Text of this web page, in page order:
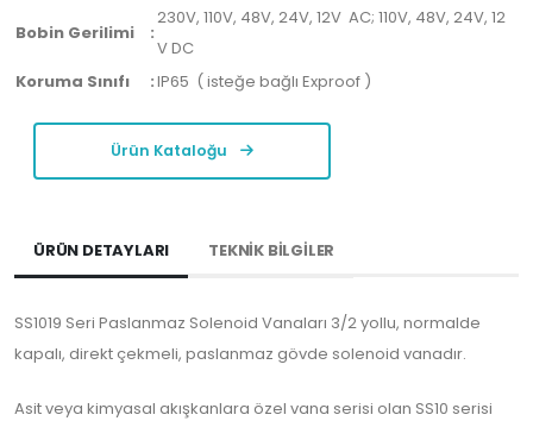
Bobin Gerilimi :
230V, 110V, 48V, 24V, 12V AC; 110V, 48V, 24V, 12
V DC
Koruma Sınıfı
:IP65 ( isteğe bağlı Exproof )
Ürün Kataloğu
ÜRÜN DETAYLARI TEKNİK BİLGİLER
SS1019 Seri Paslanmaz Solenoid Vanaları 3/2 yollu, normalde
kapalı, direkt çekmeli, paslanmaz gövde solenoid vanadır.
Asit veya kimyasal akışkanlara özel vana serisi olan SS10 serisi